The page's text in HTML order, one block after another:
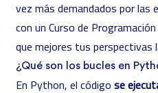
vez más demandados por las
con un Curso de
que mejores tus perspectivas
¿Qué son los bucles en
En Python, el código se